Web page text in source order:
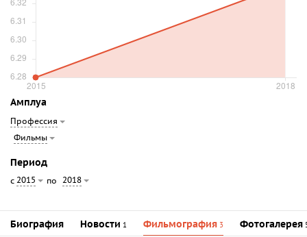
Амплуа
Профессия
Фильмы
Период
с 2015 по 2018
Биография Новости 1 Фильмография 3 Фотогалерея